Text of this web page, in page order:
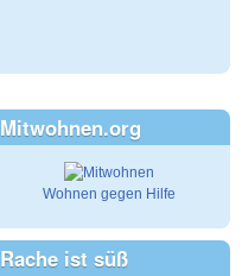
Mitwohnen.org
Wohnen gegen Hilfe
Rache ist süß